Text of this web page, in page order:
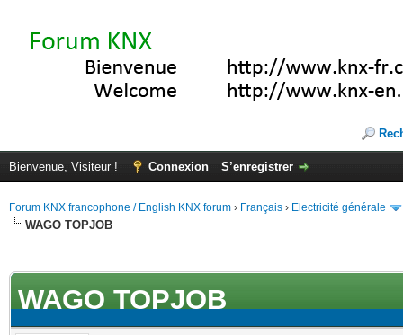
Bienvenue, Visiteur ! Connexion S’enregistrer
Forum KNX francophone / English KNX forum › Français › Electricité générale
WAGO TOPJOB
WAGO TOPJOB